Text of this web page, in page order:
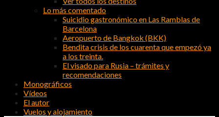
Lo más comentado
Suicidio gastronómico en Las Ramblas de
Barcelona
Aeropuerto de Bangkok (BKK)
Bendita crisis de los cuarenta que empezó ya
a los treinta.
El visado para Rusia – trámites y
recomendaciones
Monográficos
Vídeos
El autor
Vuelos y alojamiento